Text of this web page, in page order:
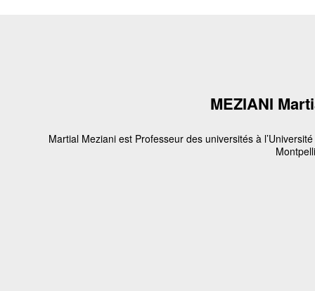
MEZIANI
Martial Meziani est Professeur des universités à